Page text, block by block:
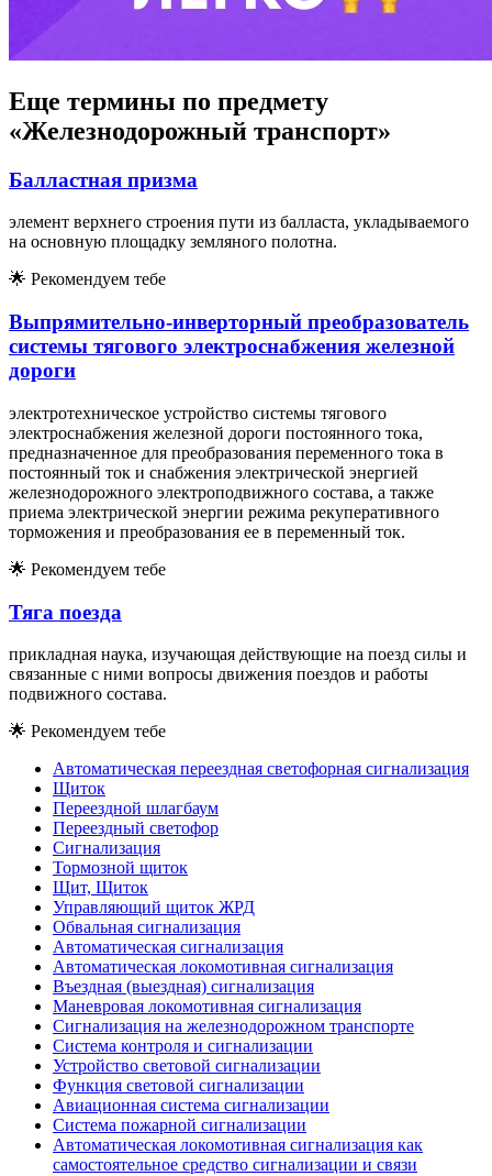
Еще термины по предмету
«Железнодорожный транспорт»
Балластная призма
элемент верхнего строения пути из балласта, укладываемого
на основную площадку земляного полотна.
🌟 Рекомендуем тебе
Выпрямительно-инверторный преобразователь
системы тягового электроснабжения железной
дороги
электротехническое устройство системы тягового
электроснабжения железной дороги постоянного тока,
предназначенное для преобразования переменного тока в
постоянный ток и снабжения электрической энергией
железнодорожного электроподвижного состава, а также
приема электрической энергии режима рекуперативного
торможения и преобразования ее в переменный ток.
🌟 Рекомендуем тебе
Тяга поезда
прикладная наука, изучающая действующие на поезд силы и
связанные с ними вопросы движения поездов и работы
подвижного состава.
🌟 Рекомендуем тебе
Автоматическая переездная светофорная сигнализация
Щиток
Переездной шлагбаум
Переездный светофор
Сигнализация
Тормозной щиток
Щит, Щиток
Управляющий щиток ЖРД
Обвальная сигнализация
Автоматическая сигнализация
Автоматическая локомотивная сигнализация
Въездная (выездная) сигнализация
Маневровая локомотивная сигнализация
Сигнализация на железнодорожном транспорте
Система контроля и сигнализации
Устройство световой сигнализации
Функция световой сигнализации
Авиационная система сигнализации
Система пожарной сигнализации
Автоматическая локомотивная сигнализация как
самостоятельное средство сигнализации и связи